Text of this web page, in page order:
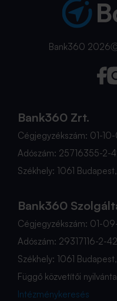
Bank360
Bank360 Zrt.
Cégjegyzékszám: 01-
Adószám: 25716355-2-
Székhely: 1061
Bank360
Cégjegyzékszám: 01-
Adószám: 29317116-2-42
Székhely: 1061
Függő közvetítői
Intézménykeresés